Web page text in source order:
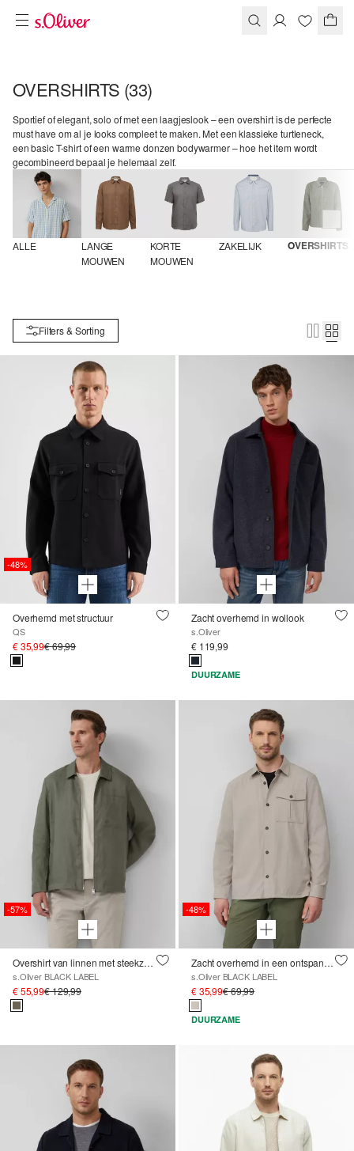
OVERSHIRTS (33)
Sportief of elegant, solo of met een laagjeslook – een overshirt is de perfecte
must have om al je looks compleet te maken. Met een klassieke turtleneck,
een basic T-shirt of een warme donzen bodywarmer – hoe het item wordt
gecombineerd bepaal je helemaal zelf.
ALLE
LANGE
MOUWEN
KORTE
MOUWEN
ZAKELIJK OVERSHIRTS
Filters & Sorting
-48%
Overhemd met structuur
QS
€ 35,99€ 69,99
Zacht overhemd in wollook
s.Oliver
€ 119,99
DUURZAME
-57%
Overshirt van linnen met steekzakken
s.Oliver BLACK LABEL
€ 55,99€ 129,99
-48%
Zacht overhemd in een ontspannen pasvorm met steekzakken
s.Oliver BLACK LABEL
€ 35,99€ 69,99
DUURZAME